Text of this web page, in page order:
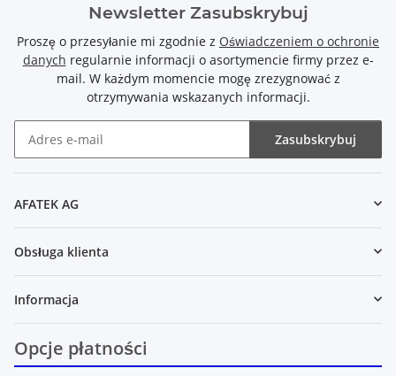
Newsletter Zasubskrybuj
Proszę o przesyłanie mi zgodnie z Oświadczeniem o ochronie
danych regularnie informacji o asortymencie firmy przez e-
mail. W każdym momencie mogę zrezygnować z
otrzymywania wskazanych informacji.
Zasubskrybuj
AFATEK AG
Obsługa klienta
Informacja
Opcje płatności